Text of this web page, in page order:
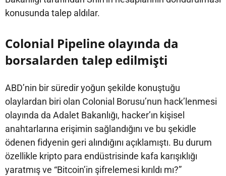
konusunda talep aldılar.
Colonial Pipeline olayında da
borsalarden talep edilmişti
ABD’nin bir süredir yoğun şekilde konuştuğu
olaylardan biri olan Colonial Borusu’nun hack’lenmesi
olayında da Adalet Bakanlığı, hacker’ın kişisel
anahtarlarına erişimin sağlandığını ve bu şekidle
ödenen fidyenin geri alındığını açıklamıştı. Bu durum
özellikle kripto para endüstrisinde kafa karışıklığı
yaratmış ve “Bitcoin’in şifrelemesi kırıldı mı?”